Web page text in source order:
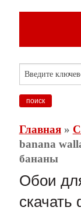
Главная»
banana
бананы
Обои
скачать